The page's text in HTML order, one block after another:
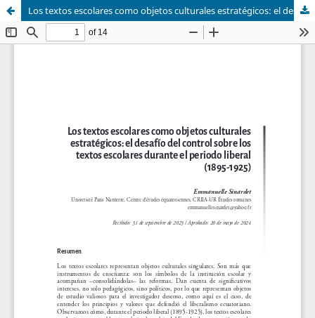
Los textos escolares como objetos culturales estratégicos: el desafío del control sobre los textos escolares durante el periodo liberal (1895-1925)